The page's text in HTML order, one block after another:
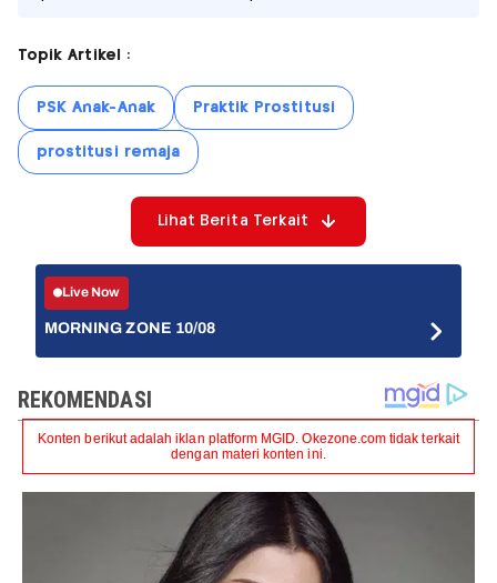
Topik Artikel :
PSK Anak-Anak Praktik Prostitusi
prostitusi remaja
Lihat Berita Terkait
Live Now
MORNING ZONE 10/08